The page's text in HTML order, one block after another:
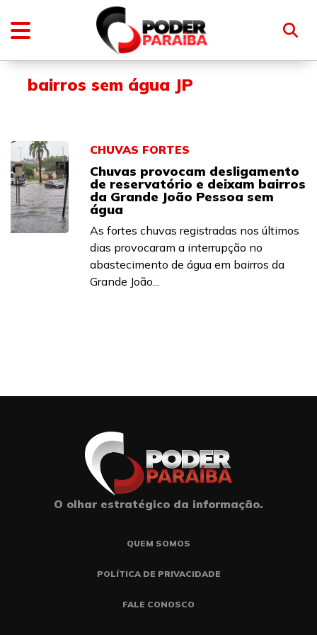
bairros sem água JP
CHUVAS FORTES
Chuvas provocam desligamento
de reservatório e deixam bairros
da Grande João Pessoa sem
água
As fortes chuvas registradas nos últimos
dias provocaram a interrupção no
abastecimento de água em bairros da
Grande João...
O olhar estratégico da informação.
QUEM SOMOS
POLÍTICA DE PRIVACIDADE
FALE CONOSCO